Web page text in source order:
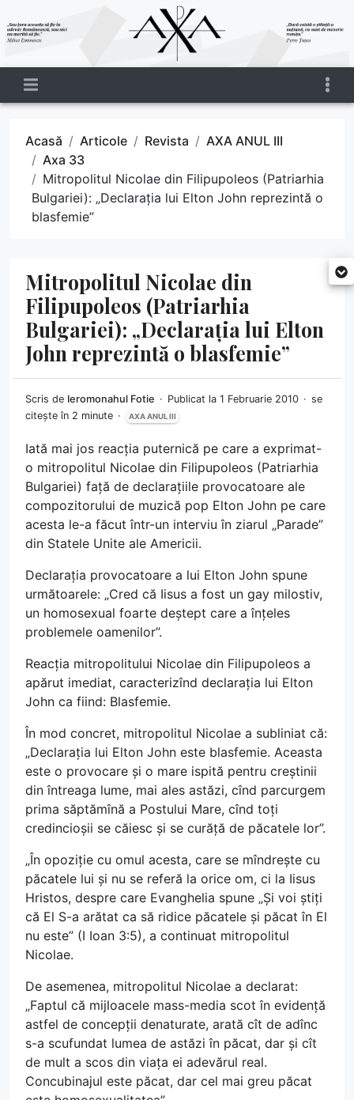
Acasă Articole Revista
AXA ANUL III
Axa 33
Mitropolitul Nicolae din Filipupoleos (Patriarhia
Bulgariei): „Declarația lui Elton John reprezintă o
blasfemie”
Mitropolitul Nicolae din
Filipupoleos (Patriarhia
Bulgariei): „Declarația lui Elton
John reprezintă o blasfemie”
Scris de Ieromonahul Fotie Publicat la 1 Februarie 2010
se
citește în 2 minute
AXA ANUL III
Iată mai jos reacția puternică pe care a exprimat-
o mitropolitul Nicolae din Filipupoleos (Patriarhia
Bulgariei) față de declarațiile provocatoare ale
compozitorului de muzică pop Elton John pe care
acesta le-a făcut într-un interviu în ziarul „Parade”
din Statele Unite ale Americii.
Declarația provocatoare a lui Elton John spune
următoarele: „Cred că Iisus a fost un gay milostiv,
un homosexual foarte deștept care a înțeles
problemele oamenilor”.
Reacția mitropolitului Nicolae din Filipupoleos a
apărut imediat, caracterizînd declarația lui Elton
John ca fiind: Blasfemie.
În mod concret, mitropolitul Nicolae a subliniat că:
„Declarația lui Elton John este blasfemie. Aceasta
este o provocare și o mare ispită pentru creștinii
din întreaga lume, mai ales astăzi, cînd parcurgem
prima săptămînă a Postului Mare, cînd toți
credincioșii se căiesc și se curăță de păcatele lor”.
„În opoziție cu omul acesta, care se mîndrește cu
păcatele lui și nu se referă la orice om, ci la Iisus
Hristos, despre care Evanghelia spune „Și voi știți
că El S-a arătat ca să ridice păcatele și păcat în El
nu este” (I Ioan 3:5), a continuat mitropolitul
Nicolae.
De asemenea, mitropolitul Nicolae a declarat:
„Faptul că mijloacele mass-media scot în evidență
astfel de concepții denaturate, arată cît de adînc
s-a scufundat lumea de astăzi în păcat, dar și cît
de mult a scos din viața ei adevărul real.
Concubinajul este păcat, dar cel mai greu păcat